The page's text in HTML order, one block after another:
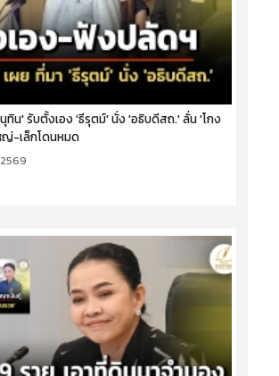
ทิน' รับตั้งเอง 'ธีรุตม์' นั่ง 'อธิบดีสถ.' ลั่น 'โกง
-เล็กโดนหมด